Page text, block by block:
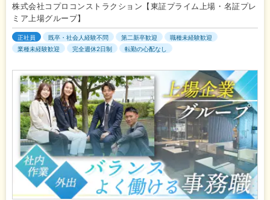
株式会社コプロコンストラクション【東証プライム上場・名証プレ
ミア上場グループ】
正社員 既卒・社会人経験不問 第二新卒歓迎
職種未経験歓迎
業種未経験歓迎
完全週休2日制 転勤の心配なし